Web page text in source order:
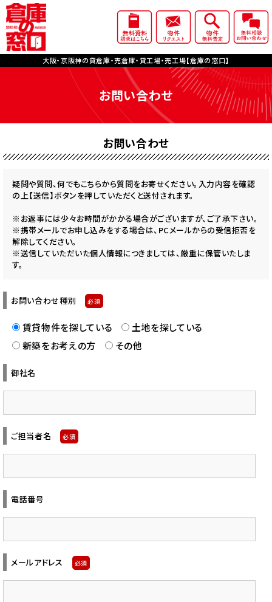
大阪・京阪神の貸倉庫・売倉庫・貸工場・売工場【倉庫の窓口】
お問い合わせ
お問い合わせ
疑問や質問、何でもこちらから質問をお寄せください。入力内容を確認
の上【送信】ボタンを押していただくと送付されます。
※お返事には少々お時間がかかる場合がございますが、ご了承下さい。
※携帯メールでお申し込みをする場合は、PCメールからの受信拒否を
解除してください。
※送信していただいた個人情報につきましては、厳重に保管いたしま
す。
お問い合わせ種別 必須
賃貸物件を探している
土地を探している
新築をお考えの方
その他
御社名
ご担当者名 必須
電話番号
メールアドレス 必須